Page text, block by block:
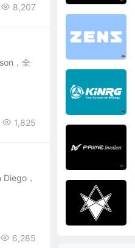
8,207
，全
1,825
，
6,285